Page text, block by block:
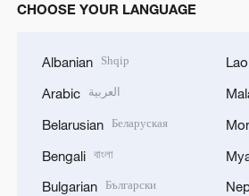
CHOOSE YOUR LANGUAGE
Albanian Shqip
Arabic العربية
Belarusian Беларуская
Bengali বাংলা
Bulgarian Български
Lao